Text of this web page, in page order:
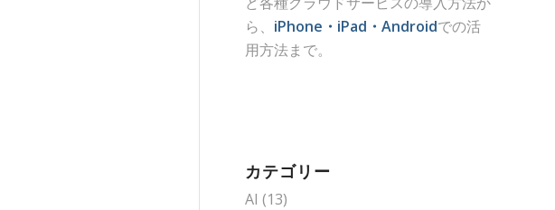
ら、 iPhone・iPad・Androidでの活
用方法まで。
カテゴリー
AI (13)